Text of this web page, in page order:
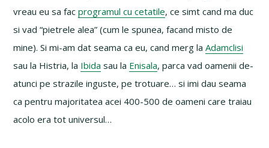
vreau eu sa facprogramul cu cetatile, ce simt cand ma duc
si vad “pietrele alea” (cum le spunea, facand misto de
mine). Si mi-am dat seama ca eu, cand merg laAdamclisi
sau la Histria, la Ibida sau la Enisala, parca vad oamenii de-
atunci pe strazile inguste, pe trotuare… si imi dau seama
ca pentru majoritatea acei 400-500 de oameni care traiau
acolo era tot universul…